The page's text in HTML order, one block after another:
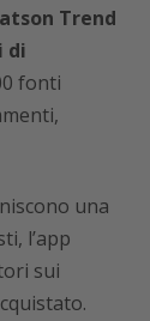
Trend
di
fonti
una
l’app
sui